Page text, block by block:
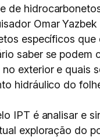
de
Omar
específicos
saber se
exterior e quais
hidráulico do
IPT é analisar e
exploração do